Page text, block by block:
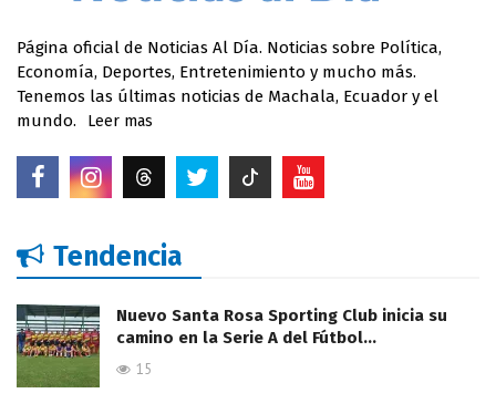
Página oficial de Noticias Al Día. Noticias sobre Política,
Economía, Deportes, Entretenimiento y mucho más.
Tenemos las últimas noticias de Machala, Ecuador y el
mundo.
Leer mas
Tendencia
Nuevo Santa Rosa Sporting Club inicia su
camino en la Serie A del Fútbol…
15